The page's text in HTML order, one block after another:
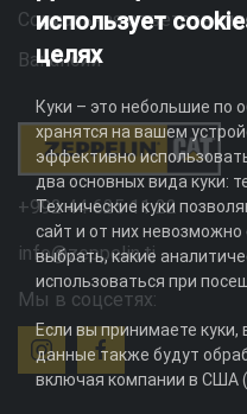
Социальная
Вакансии
+992 44 625 11 22
info@zeppelin.tj
Мы в соцсетях:
использует
целях
Куки – это небольшие по
хранятся на вашем
эффективно
два основных вида куки:
Технические куки
сайт и от них
выбрать, какие
использоваться при
Если вы принимаете
данные также будут
включая компании в США